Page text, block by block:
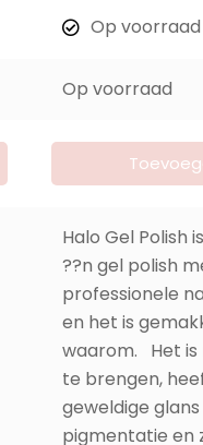
Op voorraad
Halo Gel Polish
professionele
en het is
waarom. Het is
te brengen,
geweldige
pigmentatie en
15-daagse chip-
langhoudende